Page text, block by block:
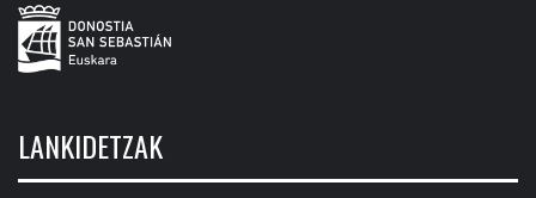
LANKIDETZAK